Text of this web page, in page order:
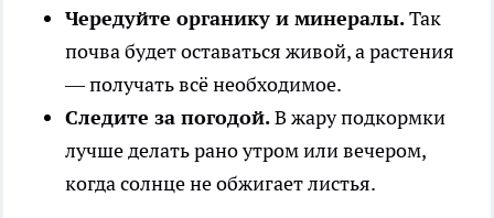
Чередуйте органику и минералы.Так
почва будет оставаться живой, а растения
— получать всё необходимое.
Следите за погодой.В жару подкормки
лучше делать рано утром или вечером,
когда солнце не обжигает листья.